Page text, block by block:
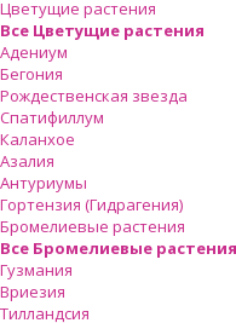
Цветущие растения
Все Цветущие растения
Адениум
Бегония
Рождественская звезда
Спатифиллум
Каланхое
Азалия
Антуриумы
Гортензия (Гидрагения)
Бромелиевые растения
Все Бромелиевые растения
Гузмания
Вриезия
Тилландсия